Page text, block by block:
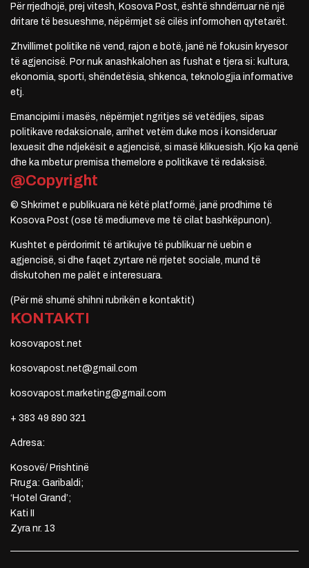
Për rrjedhojë, prej vitesh, Kosova Post, është shndërruar në një
dritare të besueshme, nëpërmjet së cilës informohen qytetarët.
Zhvillimet politike në vend, rajon e botë, janë në fokusin kryesor
të agjencisë. Por nuk anashkalohen as fushat e tjera si: kultura,
ekonomia, sporti, shëndetësia, shkenca, teknologjia informative
etj.
Emancipimi i masës, nëpërmjet ngritjes së vetëdijes, sipas
politikave redaksionale, arrihet vetëm duke mos i konsideruar
lexuesit dhe ndjekësit e agjencisë, si masë klikuesish. Kjo ka qenë
dhe ka mbetur premisa themelore e politikave të redaksisë.
@Copyright
© Shkrimet e publikuara në këtë platformë, janë prodhime të
Kosova Post (ose të mediumeve me të cilat bashkëpunon).
Kushtet e përdorimit të artikujve të publikuar në uebin e
agjencisë, si dhe faqet zyrtare në rrjetet sociale, mund të
diskutohen me palët e interesuara.
(Për më shumë shihni rubrikën e kontaktit)
KONTAKTI
kosovapost.net
kosovapost.net@gmail.com
kosovapost.marketing@gmail.com
+ 383 49 890 321
Adresa:
Kosovë/ Prishtinë
Rruga: Garibaldi;
‘Hotel Grand’;
Kati II
Zyra nr. 13